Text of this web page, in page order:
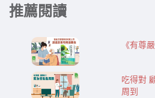
推薦閱讀
《有尊
吃得對
周到